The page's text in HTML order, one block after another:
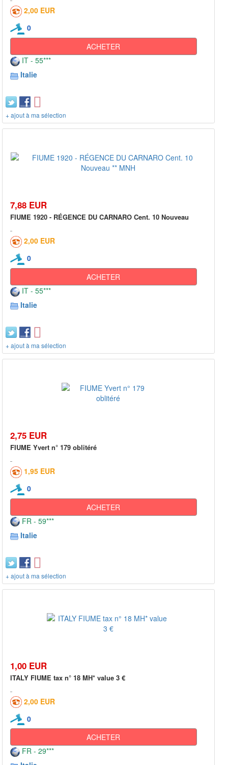
2,00 EUR
0
ACHETER
IT - 55***
Italie
+ ajout à ma sélection
7,88 EUR
FIUME 1920 - RÉGENCE DU CARNARO Cent. 10 Nouveau
2,00 EUR
0
ACHETER
IT - 55***
Italie
+ ajout à ma sélection
2,75 EUR
FIUME Yvert n° 179 oblitéré
1,95 EUR
0
ACHETER
FR - 59***
Italie
+ ajout à ma sélection
1,00 EUR
ITALY FIUME tax n° 18 MH* value 3 €
2,00 EUR
0
ACHETER
FR - 29***